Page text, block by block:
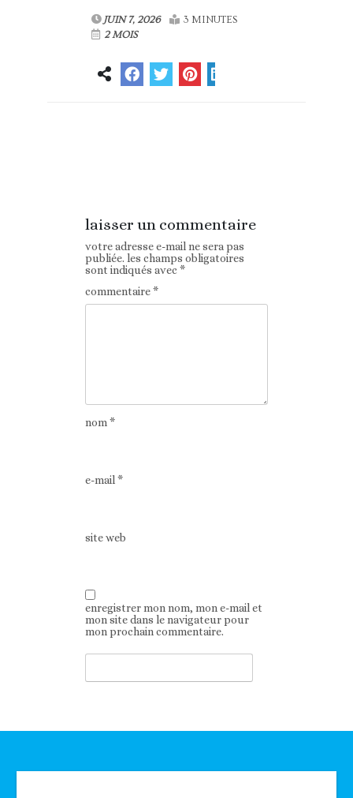
JUIN 7, 2026
3 MINUTES
2 MOIS
laisser un commentaire
votre adresse e-mail ne sera pas
publiée. les champs obligatoires
sont indiqués avec*
commentaire*
nom*
e-mail*
site web
enregistrer mon nom, mon e-mail et
mon site dans le navigateur pour
mon prochain commentaire.